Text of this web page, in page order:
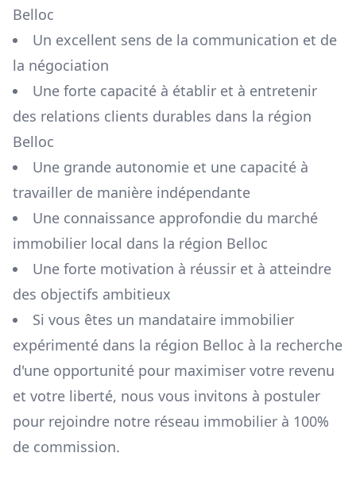
Belloc
Un excellent sens de la communication et de
la négociation
Une forte capacité à établir et à entretenir
des relations clients durables dans la région
Belloc
Une grande autonomie et une capacité à
travailler de manière indépendante
Une connaissance approfondie du marché
immobilier local dans la région Belloc
Une forte motivation à réussir et à atteindre
des objectifs ambitieux
Si vous êtes un mandataire immobilier
expérimenté dans la région Belloc à la recherche
d'une opportunité pour maximiser votre revenu
et votre liberté, nous vous invitons à postuler
pour rejoindre notre réseau immobilier à 100%
de commission.